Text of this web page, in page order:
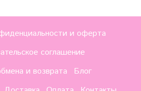
и оферта
соглашение
и возврата
Блог